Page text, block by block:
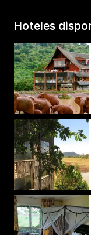
Hoteles